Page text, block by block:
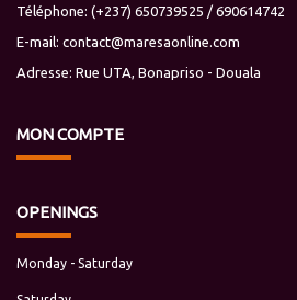
Téléphone: (+237) 650739525 / 690614742
E-mail: contact@maresaonline.com
Adresse: Rue UTA, Bonapriso - Douala
MONCOMPTE
OPENINGS
Monday - Saturday